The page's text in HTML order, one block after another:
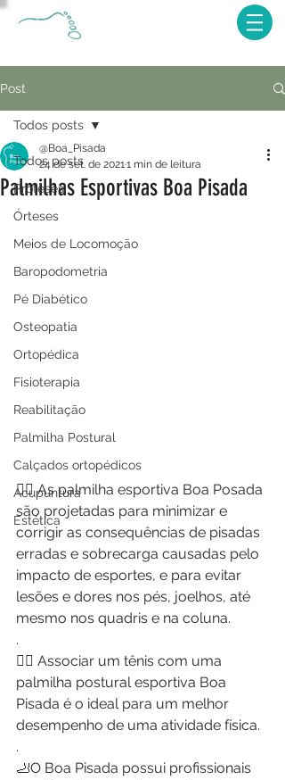
Post
Todos posts
Próteses
Órteses
Meios de Locomoção
Baropodometria
Pé Diabético
Osteopatia
Ortopédica
Fisioterapia
Reabilitação
Palmilha Postural
Calçados ortopédicos
Acupuntura
Estética
Todos posts
Palmilhas Esportivas Boa Pisada
@Boa_Pisada
24 de set. de 20211 min de leitura
🏃‍♂️ As palmilha esportiva Boa Posada
são projetadas para minimizar e
corrigir as consequências de pisadas
erradas e sobrecarga causadas pelo
impacto de esportes, e para evitar
lesões e dores nos pés, joelhos, até
mesmo nos quadris e na coluna.
.
🏋️‍♂️ Associar um tênis com uma
palmilha postural esportiva Boa
Pisada é o ideal para um melhor
desempenho de uma atividade física.
.
🦶O Boa Pisada possui profissionais